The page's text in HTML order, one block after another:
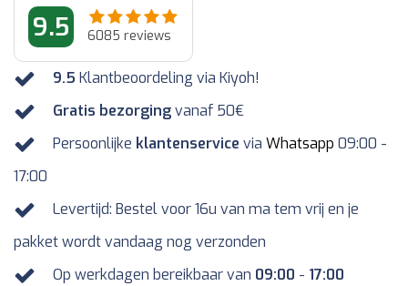
9.5 6085 reviews
9.5 Klantbeoordeling via Kiyoh!
Gratis bezorgingvanaf 50€
Persoonlijke klantenservice via Whatsapp 09:00 -
17:00
Levertijd: Bestel voor 16u van ma tem vrij en je
pakket wordt vandaag nog verzonden
Op werkdagen bereikbaar van 09:00 - 17:00